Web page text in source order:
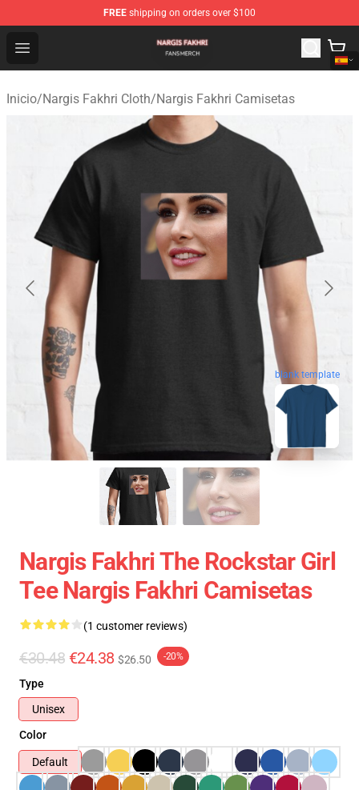
FREE shipping on orders over $100
Open menu
Nargis Fakhri Shop - Official Nargis Fakhri Merchandise
Inicio/Nargis Fakhri Cloth/Nargis Fakhri Camisetas
blank template
Nargis Fakhri The Rockstar Girl
Tee Nargis Fakhri Camisetas
(1 customer reviews)
€30.48 €24.38 $26.50 -20%
Type
Unisex
Color
Default